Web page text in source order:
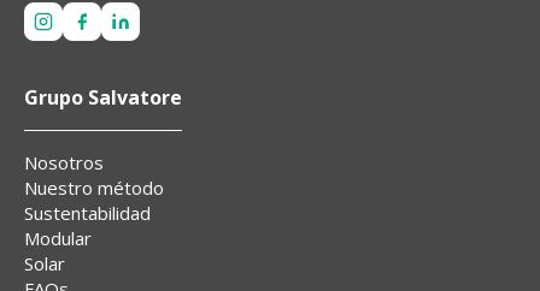
Grupo Salvatore
Nosotros
Nuestro método
Sustentabilidad
Modular
Solar